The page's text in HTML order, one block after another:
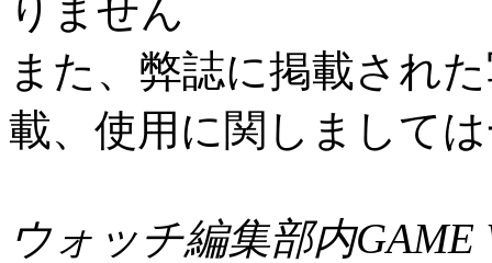
りません
また、弊誌に掲載され
載、使用に関しまして
ウォッチ編集部内GAME